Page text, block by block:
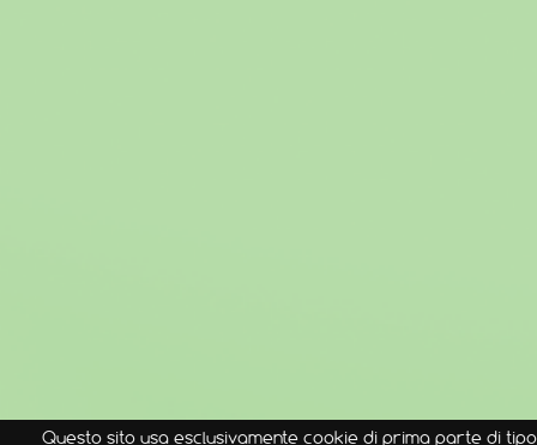
Questo sito usa esclusivamente cookie di prima parte di